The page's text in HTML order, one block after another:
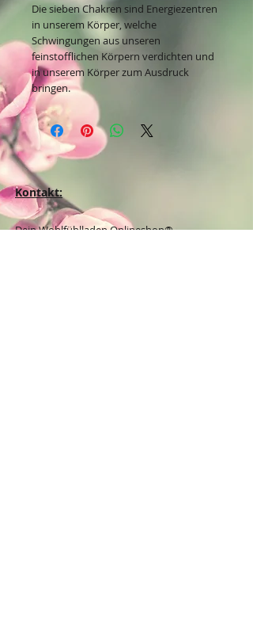
Die sieben Chakren sind Energiezentren
in unserem Körper, welche
Schwingungen aus unseren
feinstofflichen Körpern verdichten und
in unserem Körper zum Ausdruck
bringen.
Kontakt:
Dein Wohlfühlladen Onlineshop®